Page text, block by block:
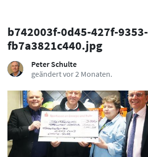
b742003f-0d45-427f-9353-
fb7a3821c440.jpg
Peter Schulte
geändert vor 2 Monaten.